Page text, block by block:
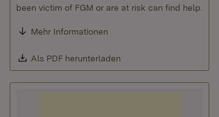
been victim of FGM or are at risk can find help.
Mehr Informationen
Download:
Als PDF herunterladen